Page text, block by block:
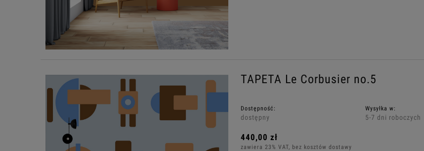
TAPETA Le Corbusier no.5
Dostępność:
dostępny
Wysyłka w:
5-7 dni roboczych
440,00 zł
zawiera 23% VAT, bez kosztów dostawy